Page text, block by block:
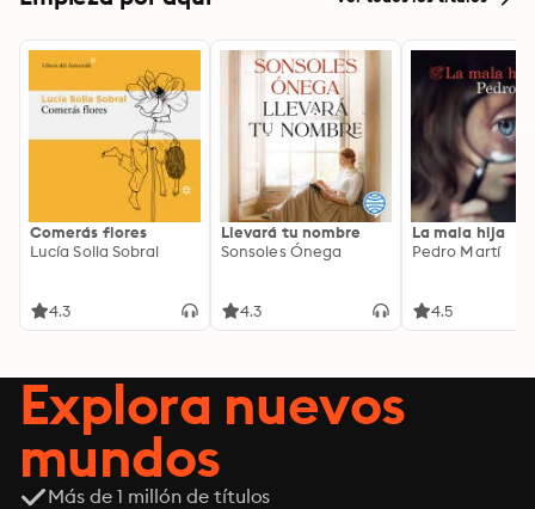
Comerás flores
Lucía Solla Sobral
4.3
Llevará tu nombre
Sonsoles Ónega
4.3
La mala hija
Pedro Martí
4.5
Explora nuevos
mundos
Más de 1 millón de títulos